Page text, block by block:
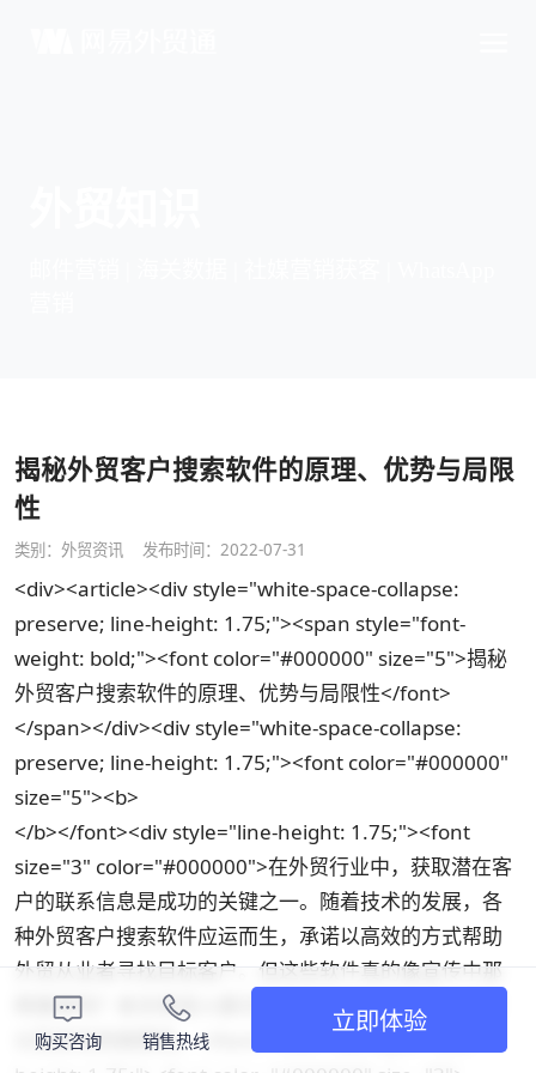
揭秘外贸客户搜索软件的原理、优势与局限
性
类别： 外贸资讯 发布时间：2022-07-31
<div><article><div style="white-space-collapse:
preserve; line-height: 1.75;"><span style="font-
weight: bold;"><font color="#000000" size="5">揭秘
外贸客户搜索软件的原理、优势与局限性</font>
</span></div><div style="white-space-collapse:
preserve; line-height: 1.75;"><font color="#000000"
size="5"><b>
</b></font><div style="line-height: 1.75;"><font
size="3" color="#000000">在外贸行业中，获取潜在客
户的联系信息是成功的关键之一。随着技术的发展，各
种外贸客户搜索软件应运而生，承诺以高效的方式帮助
外贸从业者寻找目标客户。但这些软件真的像宣传中那
样高效吗？本文将深入探讨这些软件的工作原理、优势
以及存在的局限性。</font></div><div style="line-
购买咨询 销售热线
立即体验